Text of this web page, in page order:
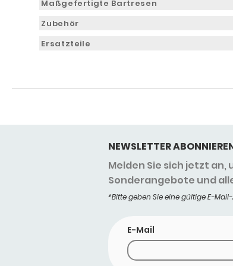
Maßgefertigte Bartresen
Zubehör
Ersatzteile
NEWSLETTER
Melden Sie sich jetzt
Sonderangebote und
*Bitte geben Sie eine gültige E-
E-Mail